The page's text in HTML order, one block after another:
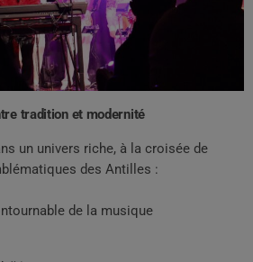
tradition et modernité
un univers riche, à la croisée de
des Antilles :
de la musique